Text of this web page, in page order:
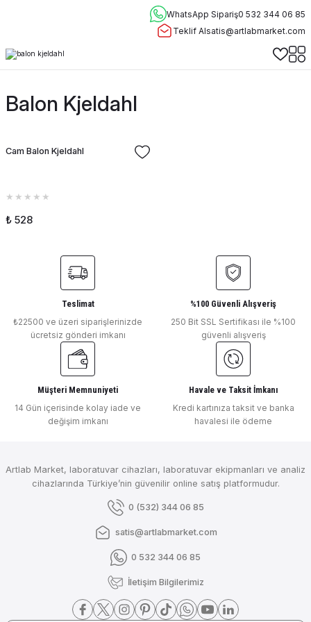
WhatsApp Sipariş0 532 344 06 85
Teklif Alsatis@artlabmarket.com
Balon Kjeldahl
Cam Balon Kjeldahl
₺ 528
Teslimat
₺22500 ve üzeri siparişlerinizde
ücretsiz gönderi imkanı
%100 Güvenli Alışveriş
250 Bit SSL Sertifikası ile %100
güvenli alışveriş
Müşteri Memnuniyeti
14 Gün içerisinde kolay iade ve
değişim imkanı
Havale ve Taksit İmkanı
Kredi kartınıza taksit ve banka
havalesi ile ödeme
Artlab Market, laboratuvar cihazları, laboratuvar ekipmanları ve analiz
cihazlarında Türkiye’nin güvenilir online satış platformudur.
0 (532) 344 06 85
satis@artlabmarket.com
0 532 344 06 85
İletişim Bilgilerimiz